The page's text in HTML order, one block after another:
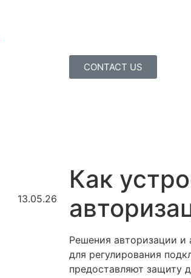
CONTACT US
13.05.26
Как
Решения авторизации и
для регулирования
предоставляют защиту